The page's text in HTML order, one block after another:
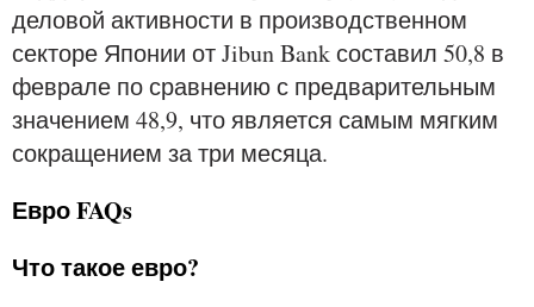
деловой активности в производственном
секторе Японии от Jibun Bank составил 50,8 в
феврале по сравнению с предварительным
значением 48,9, что является самым мягким
сокращением за три месяца.
Евро FAQs
Что такое евро?